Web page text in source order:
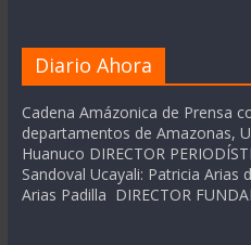
Diario Ahora
Cadena Amázonica de Prensa
departamentos de Amazonas,
Huanuco DIRECTOR
Sandoval Ucayali: Patricia Arias
Arias Padilla DIRECTOR